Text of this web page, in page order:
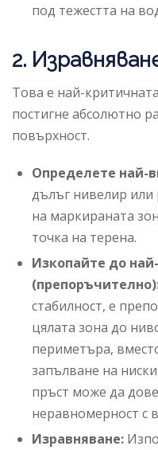
под тежестта на
2.
Това е най-
постигне абсолютно
повърхност.
Определете най-
дълъг нивелир или
на маркираната
точка на терена.
Изкопайте до
стабилност, е
цялата зона до
периметъра,
запълване на
пръст може да
неравномерност с
Изравняване: